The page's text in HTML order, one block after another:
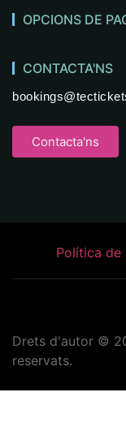
OPCIONS DE
CONTACTA'NS
Contacta'ns
Política de
Drets d'autor ©
reservats.